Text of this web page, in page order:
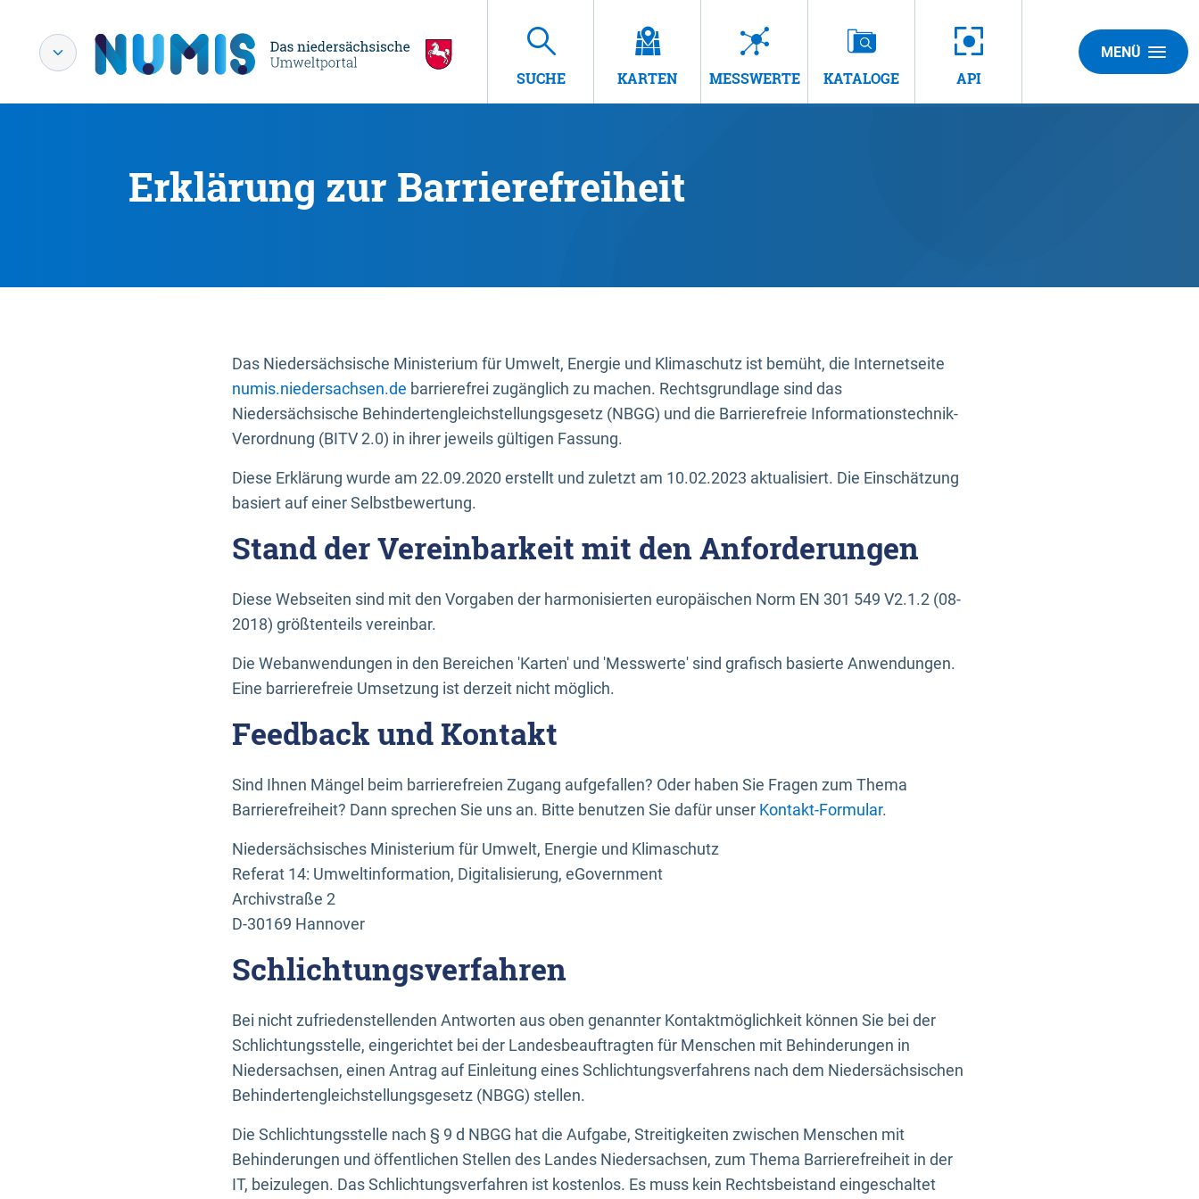
SUCHE KARTEN MESSWERTE KATALOGE API
MENÜ
Erklärung zur Barrierefreiheit
Das Niedersächsische Ministerium für Umwelt, Energie und Klimaschutz ist bemüht, die Internetseite
numis.niedersachsen.de barrierefrei zugänglich zu machen. Rechtsgrundlage sind das
Niedersächsische Behindertengleichstellungsgesetz (NBGG) und die Barrierefreie Informationstechnik-
Verordnung (BITV 2.0) in ihrer jeweils gültigen Fassung.
Diese Erklärung wurde am 22.09.2020 erstellt und zuletzt am 10.02.2023 aktualisiert. Die Einschätzung
basiert auf einer Selbstbewertung.
Stand der Vereinbarkeit mit den Anforderungen
Diese Webseiten sind mit den Vorgaben der harmonisierten europäischen Norm EN 301 549 V2.1.2 (08-
2018) größtenteils vereinbar.
Die Webanwendungen in den Bereichen 'Karten' und 'Messwerte' sind grafisch basierte Anwendungen.
Eine barrierefreie Umsetzung ist derzeit nicht möglich.
Feedback und Kontakt
Sind Ihnen Mängel beim barrierefreien Zugang aufgefallen? Oder haben Sie Fragen zum Thema
Barrierefreiheit? Dann sprechen Sie uns an. Bitte benutzen Sie dafür unser Kontakt-Formular.
Niedersächsisches Ministerium für Umwelt, Energie und Klimaschutz
Referat 14: Umweltinformation, Digitalisierung, eGovernment
Archivstraße 2
D-30169 Hannover
Schlichtungsverfahren
Bei nicht zufriedenstellenden Antworten aus oben genannter Kontaktmöglichkeit können Sie bei der
Schlichtungsstelle, eingerichtet bei der Landesbeauftragten für Menschen mit Behinderungen in
Niedersachsen, einen Antrag auf Einleitung eines Schlichtungsverfahrens nach dem Niedersächsischen
Behindertengleichstellungsgesetz (NBGG) stellen.
Die Schlichtungsstelle nach § 9 d NBGG hat die Aufgabe, Streitigkeiten zwischen Menschen mit
Behinderungen und öffentlichen Stellen des Landes Niedersachsen, zum Thema Barrierefreiheit in der
IT, beizulegen. Das Schlichtungsverfahren ist kostenlos. Es muss kein Rechtsbeistand eingeschaltet